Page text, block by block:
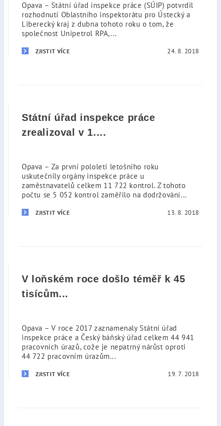
Opava – Státní úřad inspekce práce (SÚIP) potvrdil
rozhodnutí Oblastního inspektorátu pro Ústecký a
Liberecký kraj z dubna tohoto roku o tom, že
společnost Unipetrol RPA,...
ZJISTIT VÍCE 24. 8. 2018
Státní úřad inspekce práce
zrealizoval v 1....
Opava – Za první pololetí letošního roku
uskutečnily orgány inspekce práce u
zaměstnavatelů celkem 11 722 kontrol. Z tohoto
počtu se 5 052 kontrol zaměřilo na dodržování...
ZJISTIT VÍCE 13. 8. 2018
V loňském roce došlo téměř k 45
tisícům...
Opava – V roce 2017 zaznamenaly Státní úřad
inspekce práce a Český báňský úřad celkem 44 941
pracovních úrazů, cože je nepatrný nárůst oproti
44 722 pracovním úrazům...
ZJISTIT VÍCE 19. 7. 2018